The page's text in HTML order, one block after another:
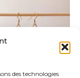
des technologies
prix :
CHF